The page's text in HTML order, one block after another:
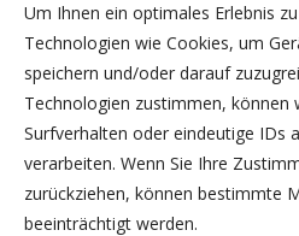
Um Ihnen ein optimales Erlebnis
Technologien wie Cookies, um
speichern und/oder darauf
Technologien zustimmen, können
Surfverhalten oder eindeutige IDs
verarbeiten. Wenn Sie Ihre
zurückziehen, können bestimmte
beeinträchtigt werden.
Ausdrucken von PDF-Dokumenten
speichern Sie bitte die Datei direkt
auf dem Desktop) und öffnen
aktuellen Version von Adobe
Software zur Anzeige von PDF-
hier gelisteten Programme (Liste